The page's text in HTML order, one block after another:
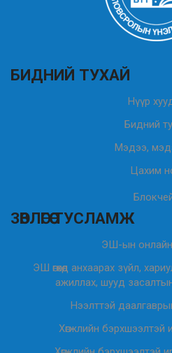
БИДНИЙ ТУХАЙ
Нүүр
Бидний
Мэдээ,
Цахим
ЗӨВЛӨГӨӨ ТУСЛАМЖ
ЭШ-ын онлайн
ЭШ өгөхөд анхаарах зүйл,
ажиллах, шууд
Нээлттэй
Хөгжлийн бэрхшээлтэй